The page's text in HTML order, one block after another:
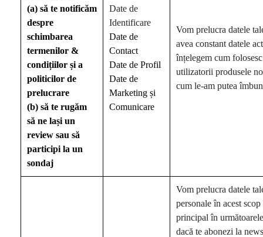
(a) să te notificăm
despre
schimbarea
termenilor &
condițiilor și a
politicilor de
prelucrare
(b) să te rugăm
să ne lași un
review sau să
participi la un
sondaj
Date de
Identificare
Date de
Contact
Date de Profil
Date de
Marketing și
Comunicare
Vom prelucra datele
avea constant datele
înțelegem cum
utilizatorii produsele
cum le-am putea
Vom prelucra datele
personale în acest
principal în
dacă te abonezi la